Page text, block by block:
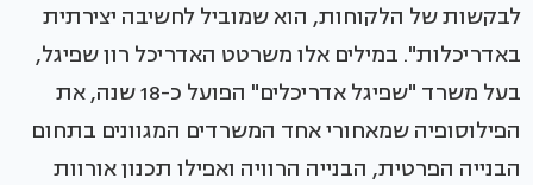
לבקשות של הלקוחות, הוא שמוביל לחשיבה יצירתית
באדריכלות". במילים אלו משרטט האדריכל רון שפיגל,
בעל משרד "שפיגל אדריכלים" הפועל כ-18 שנה, את
הפילוסופיה שמאחורי אחד המשרדים המגוונים בתחום
הבנייה הפרטית, הבנייה הרוויה ואפילו תכנון אורוות